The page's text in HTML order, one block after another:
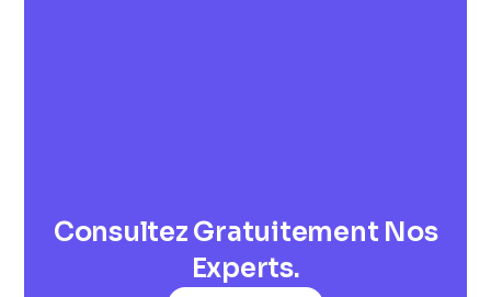
Consultez Gratuitement Nos
Experts.